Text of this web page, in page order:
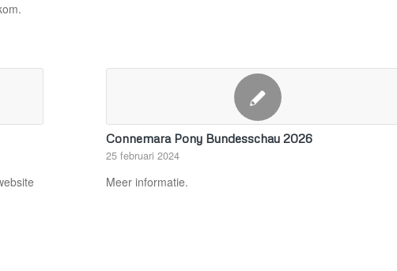
Connemara Pony Bundesschau 2026
25 februari 2024
Meer informatie.